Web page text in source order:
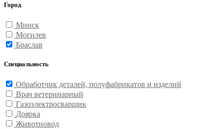
Город
Минск
Могилев
Браслав
Специальность
Обработчик деталей, полуфабрикатов и изделий
Врач ветеринарный
Газоэлектросварщик
Доярка
Животновод